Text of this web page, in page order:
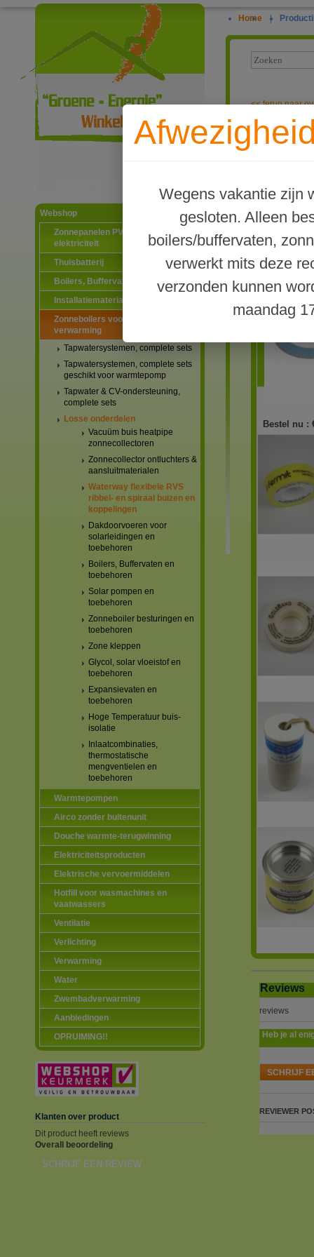
Webshop
Zonnepanelen PV-systemen
elektriciteit
Thuisbatterij
Boilers, Buffervaten en toebehoren
Installatiematerialen
Zonneboilers voor warmtapwater en
verwarming
Tapwatersystemen, complete sets
Tapwatersystemen, complete sets
geschikt voor warmtepomp
Tapwater & CV-ondersteuning,
complete sets
Losse onderdelen
Vacuüm buis heatpipe
zonnecollectoren
Zonnecollector ontluchters &
aansluitmaterialen
Waterway flexibele RVS
ribbel- en spiraal buizen en
koppelingen
Dakdoorvoeren voor
solarleidingen en
toebehoren
Boilers, Buffervaten en
toebehoren
Solar pompen en
toebehoren
Zonneboiler besturingen en
toebehoren
Zone kleppen
Glycol, solar vloeistof en
toebehoren
Expansievaten en
toebehoren
Hoge Temperatuur buis-
isolatie
Inlaatcombinaties,
thermostatische
mengventielen en
toebehoren
Warmtepompen
Airco zonder buitenunit
Douche warmte-terugwinning
Elektriciteitsproducten
Elektrische vervoermiddelen
Hotfill voor wasmachines en
vaatwassers
Ventilatie
Verlichting
Verwarming
Water
Zwembadverwarming
Aanbiedingen
OPRUIMING!!
Klanten over product
Dit product heeft reviews
Overall beoordeling
SCHRIJF EEN REVIEW
Home |
Wegens vakantie zijn
gesloten. Alleen
boilers/buffervaten,
verwerkt mits deze
verzonden kunnen
maandag
<<terug naar
Enkele wartel
Bestel nu :
Reviews
reviews
Heb je al
SCHRIJF
REVIEWER